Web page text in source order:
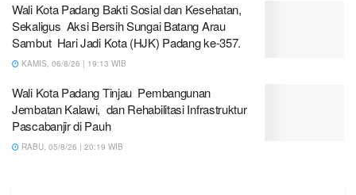
Wali Kota Padang Bakti Sosial dan Kesehatan,
Sekaligus Aksi Bersih Sungai Batang Arau
Sambut Hari Jadi Kota (HJK) Padang ke-357.
KAMIS, 06/8/26 | 19:13 WIB
Wali Kota Padang Tinjau Pembangunan
Jembatan Kalawi, dan Rehabilitasi Infrastruktur
Pascabanjir di Pauh
RABU, 05/8/26 | 20:19 WIB